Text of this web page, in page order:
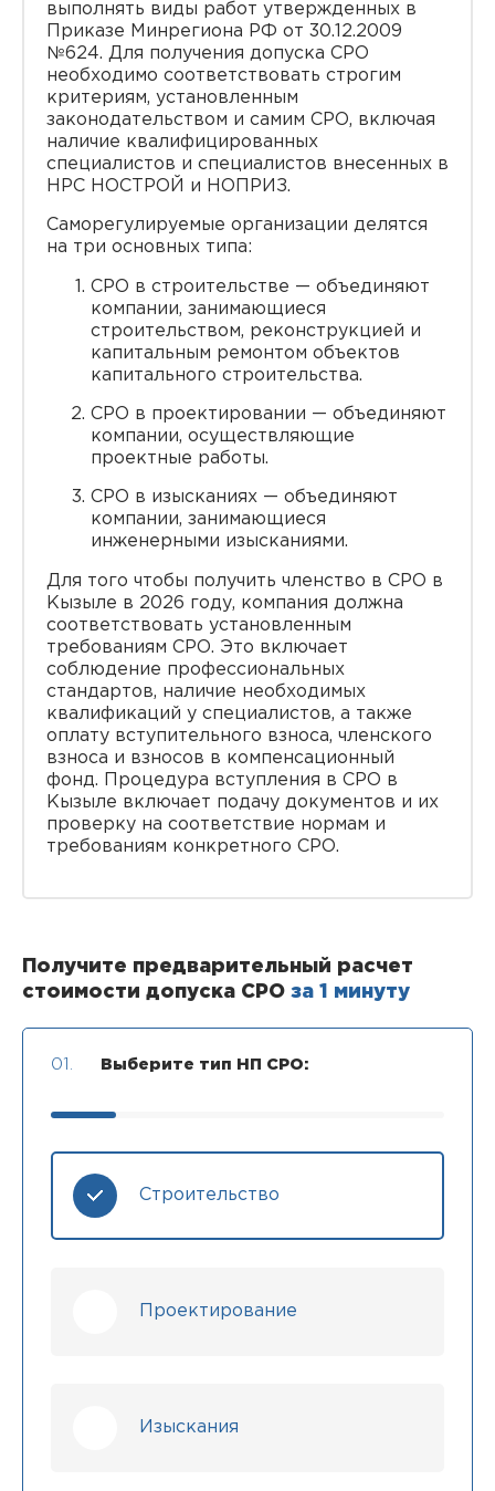
выполнять виды работ утвержденных в
Приказе Минрегиона РФ от 30.12.2009
№624. Для получения допуска СРО
необходимо соответствовать строгим
критериям, установленным
законодательством и самим СРО, включая
наличие квалифицированных
специалистов и специалистов внесенных в
НРС НОСТРОЙ и НОПРИЗ.
Саморегулируемые организации делятся
на три основных типа:
СРО в строительстве — объединяют
компании, занимающиеся
строительством, реконструкцией и
капитальным ремонтом объектов
капитального строительства.
СРО в проектировании — объединяют
компании, осуществляющие
проектные работы.
СРО в изысканиях — объединяют
компании, занимающиеся
инженерными изысканиями.
Для того чтобы получить членство в СРО в
Кызыле в 2026 году, компания должна
соответствовать установленным
требованиям СРО. Это включает
соблюдение профессиональных
стандартов, наличие необходимых
квалификаций у специалистов, а также
оплату вступительного взноса, членского
взноса и взносов в компенсационный
фонд. Процедура вступления в СРО в
Кызыле включает подачу документов и их
проверку на соответствие нормам и
требованиям конкретного СРО.
Получите предварительный расчет
стоимости допуска СРО за 1 минуту
01. Выберите тип НП СРО:
Строительство
Проектирование
Изыскания